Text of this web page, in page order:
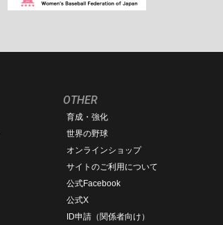
OTHER
育成・強化
世界の野球
オンラインショップ
サイトのご利用について
公式Facebook
公式X
ID申請（関係者向け）